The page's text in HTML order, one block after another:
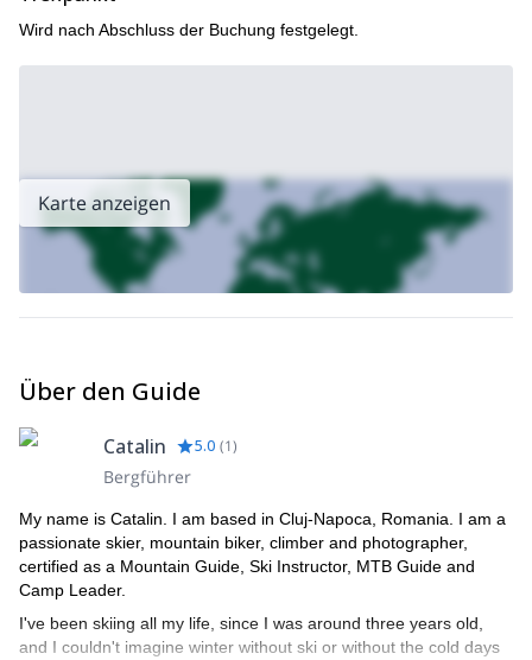
Wird nach Abschluss der Buchung festgelegt.
Karte anzeigen
Über den Guide
Catalin 5.0 (1)
Bergführer
My name is Catalin. I am based in Cluj-Napoca, Romania. I am a
passionate skier, mountain biker, climber and photographer,
certified as a Mountain Guide, Ski Instructor, MTB Guide and
Camp Leader.
I've been skiing all my life, since I was around three years old,
and I couldn't imagine winter without ski or without the cold days